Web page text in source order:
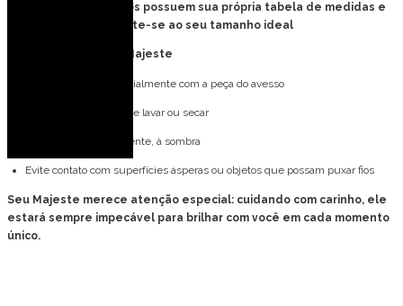
Obs: Todos os vestidos possuem sua própria tabela de medidas e
provador virtual, atente-se ao seu tamanho ideal
Cuidados com o seu Majeste
Lave à mão, preferencialmente com a peça do avesso
Não utilize máquina de lavar ou secar
Deixe secar naturalmente, à sombra
Evite contato com superfícies ásperas ou objetos que possam puxar fios
Seu Majeste merece atenção especial: cuidando com carinho, ele
estará sempre impecável para brilhar com você em cada momento
único.